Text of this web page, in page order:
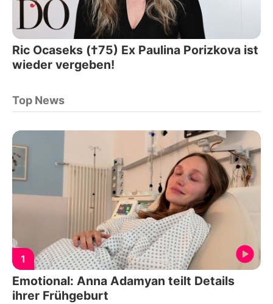
Ric Ocaseks (†75) Ex Paulina Porizkova ist
wieder vergeben!
Top News
1
Emotional: Anna Adamyan teilt Details
ihrer Frühgeburt